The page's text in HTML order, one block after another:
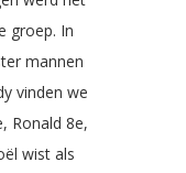
groep. In
mannen
vinden we
Ronald 8e,
wist als